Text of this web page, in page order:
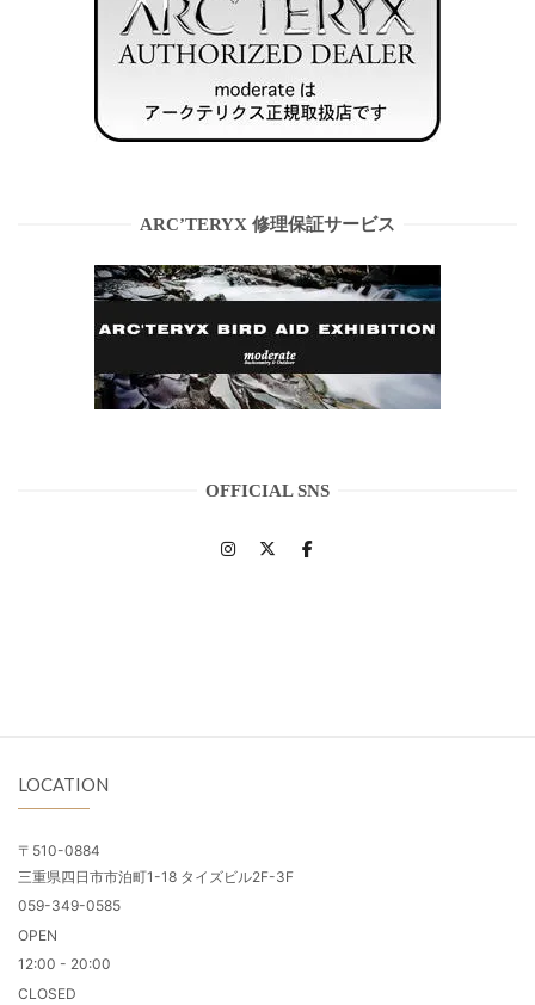
ARC’TERYX 修理保証サービス
OFFICIAL SNS
LOCATION
〒510-0884
三重県四日市市泊町1-18 タイズビル2F-3F
059-349-0585
OPEN
12:00 - 20:00
CLOSED